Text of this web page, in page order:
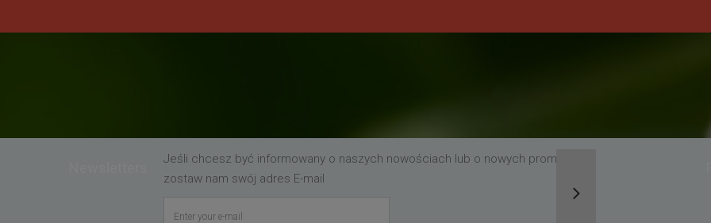
Jeśli chcesz być informowany o naszych nowościach lub o nowych promocjach,
zostaw nam swój adres E-mail